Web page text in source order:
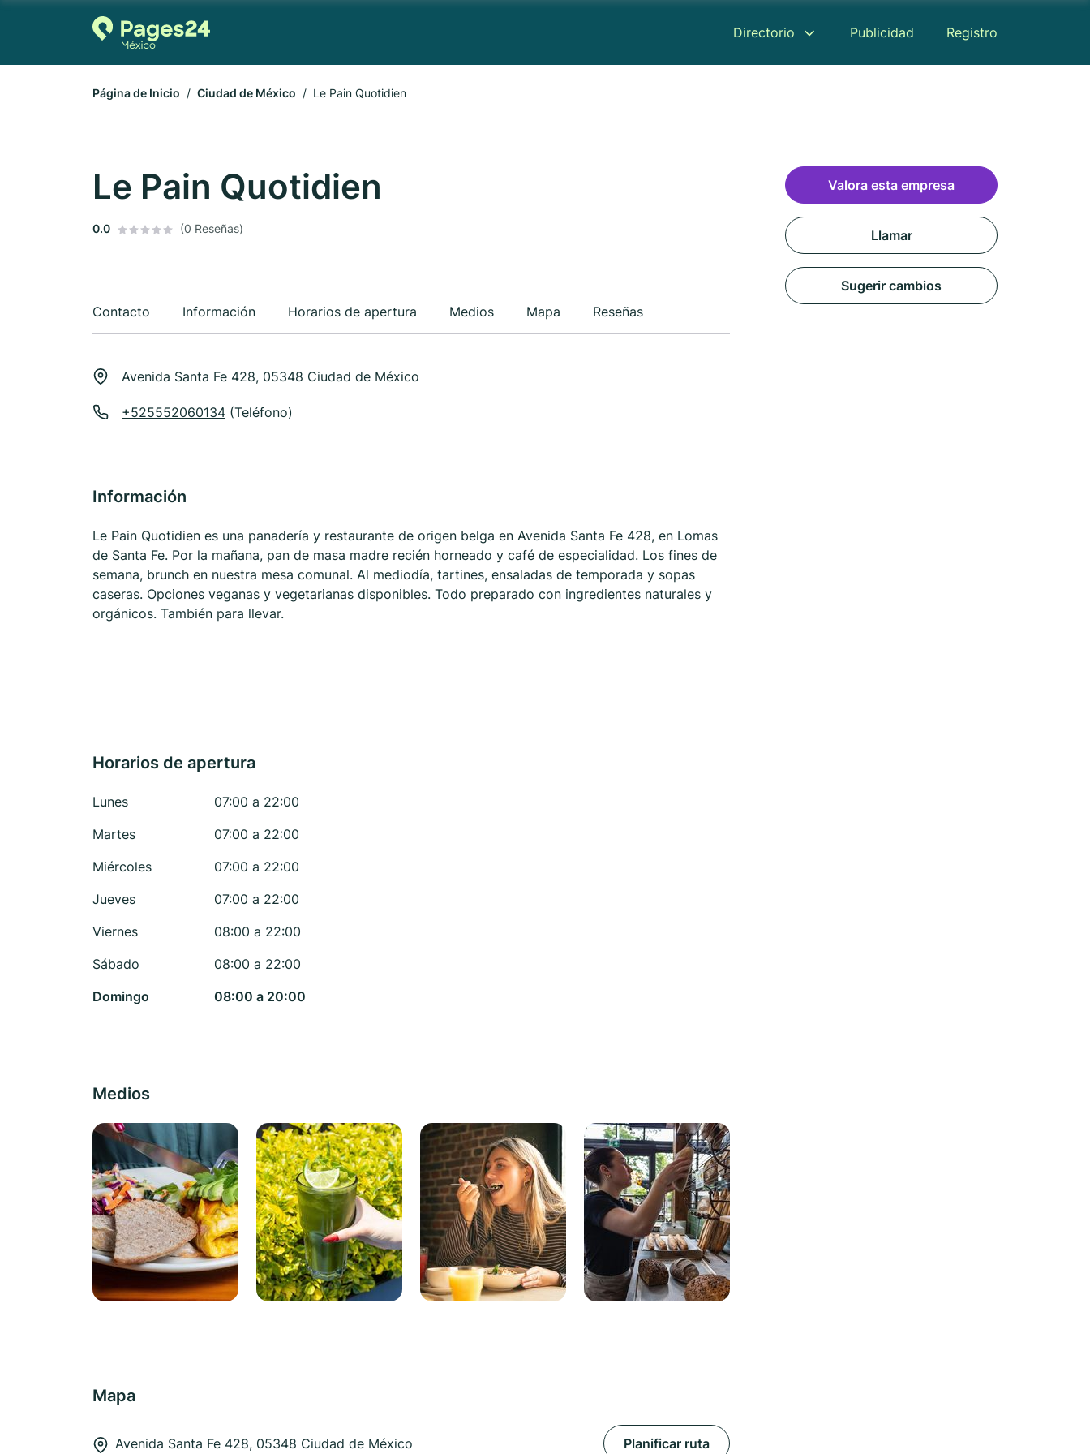
Directorio Publicidad Registro
Página de Inicio Ciudad de México Le Pain Quotidien
Le Pain Quotidien
0.0 (0 Reseñas)
Contacto Información Horarios de apertura Medios Mapa Reseñas
Avenida Santa Fe 428, 05348 Ciudad de México
+525552060134 (Teléfono)
Información
Le Pain Quotidien es una panadería y restaurante de origen belga en Avenida Santa Fe 428, en Lomas
de Santa Fe. Por la mañana, pan de masa madre recién horneado y café de especialidad. Los fines de
semana, brunch en nuestra mesa comunal. Al mediodía, tartines, ensaladas de temporada y sopas
caseras. Opciones veganas y vegetarianas disponibles. Todo preparado con ingredientes naturales y
orgánicos. También para llevar.
Horarios de apertura
Lunes
07:00 a 22:00
Martes
07:00 a 22:00
Miércoles
07:00 a 22:00
Jueves
07:00 a 22:00
Viernes
08:00 a 22:00
Sábado
08:00 a 22:00
Domingo
08:00 a 20:00
Medios
Mapa
Avenida Santa Fe 428, 05348 Ciudad de México Planificar ruta
Valora esta empresa
Llamar
Sugerir cambios